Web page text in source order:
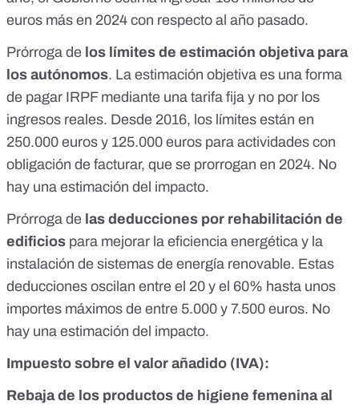
euros más en 2024 con respecto al año pasado.
Prórroga de los límites de estimación objetiva para
los autónomos. La estimación objetiva es una forma
de pagar IRPF mediante una tarifa fija y no por los
ingresos reales. Desde 2016, los límites están en
250.000 euros y 125.000 euros para actividades con
obligación de facturar, que se prorrogan en 2024. No
hay una estimación del impacto.
Prórroga de las deducciones por rehabilitación de
edificios para mejorar la eficiencia energética y la
instalación de sistemas de energía renovable. Estas
deducciones oscilan entre el 20 y el 60% hasta unos
importes máximos de entre 5.000 y 7.500 euros. No
hay una estimación del impacto.
Impuesto sobre el valor añadido (IVA):
Rebaja de los productos de higiene femenina al